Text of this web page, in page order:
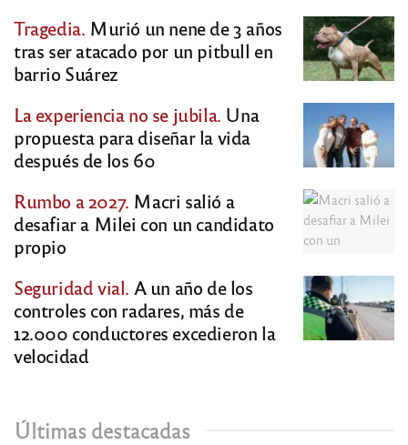
Tragedia. Murió un nene de 3 años
tras ser atacado por un pitbull en
barrio Suárez
La experiencia no se jubila. Una
propuesta para diseñar la vida
después de los 60
Rumbo a 2027. Macri salió a
desafiar a Milei con un candidato
propio
Seguridad vial. A un año de los
controles con radares, más de
12.000 conductores excedieron la
velocidad
Últimas destacadas